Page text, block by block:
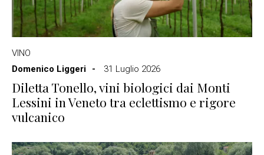
VINO
Domenico Liggeri
31 Luglio 2026
Diletta Tonello, vini biologici dai Monti
Lessini in Veneto tra eclettismo e rigore
vulcanico